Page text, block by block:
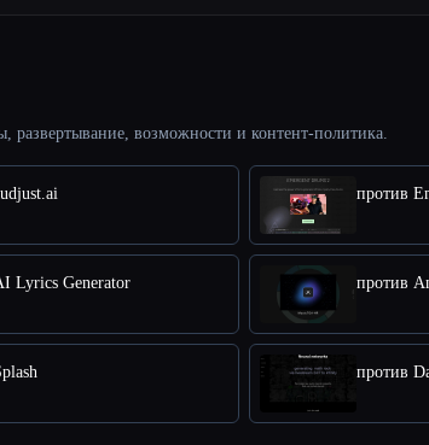
развертывание, возможности и контент-политика.
против
Lyrics Generator против
против